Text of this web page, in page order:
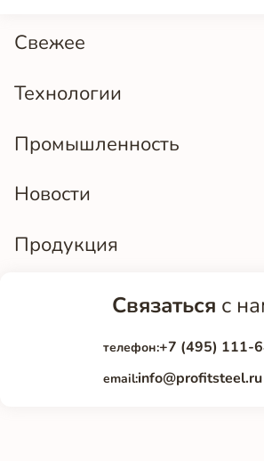
Свежее
Технологии
Промышленность
Новости
Продукция
Связаться с
телефон:+7 (495) 111-
email:info@profitsteel.ru